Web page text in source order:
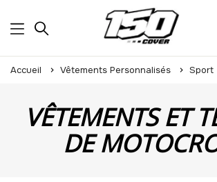
Accueil Vêtements Personnalisés Sport
VÊTEMENTS ET
DE